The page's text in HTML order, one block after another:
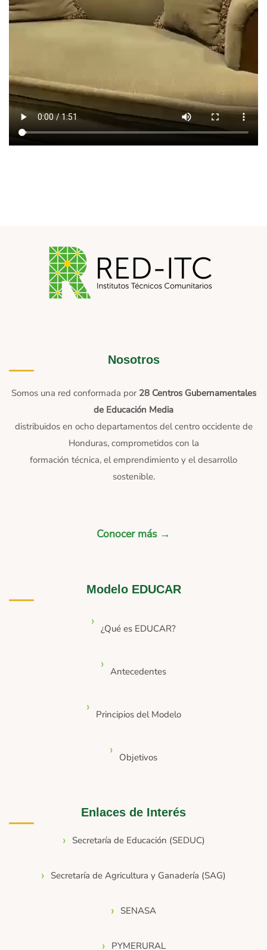
Nosotros
Somos una red conformada por 28 Centros Gubernamentales
de Educación Media
distribuidos en ocho departamentos del centro occidente de
Honduras, comprometidos con la
formación técnica, el emprendimiento y el desarrollo
sostenible.
Conocer más →
Modelo EDUCAR
¿Qué es EDUCAR?
Antecedentes
Principios del Modelo
Objetivos
Enlaces de Interés
Secretaría de Educación (SEDUC)
Secretaría de Agricultura y Ganadería (SAG)
SENASA
PYMERURAL